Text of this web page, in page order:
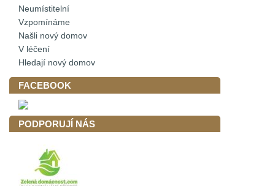
Neumístitelní
Vzpomínáme
Našli nový domov
V léčení
Hledají nový domov
FACEBOOK
PODPORUJÍ NÁS